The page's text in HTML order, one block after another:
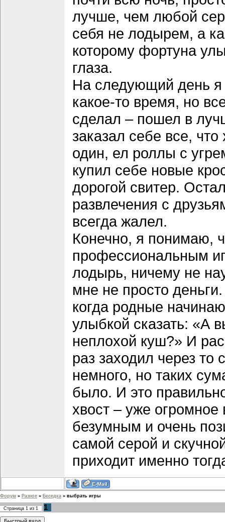
лучше, чем любой
себя не лодырем, а
которому фортуна
глаза.
На следующий день я
какое-то время, но
сделал – пошел в
заказал себе все,
один, ел роллы с
купил себе новые
дорогой свитер.
развлечения с
всегда жалел.
Конечно, я понимаю,
профессиональным
лодырь, ничему не
мне не просто
когда родные
улыбкой сказать: «А
неплохой куш?» И
раз заходил через
немного, но таких
было. И это
хвост – уже
безумным и очень
самой серой и
приходит именно
Форум » Разное » Беседка » выбрать игры
Страница 1 из 1 1